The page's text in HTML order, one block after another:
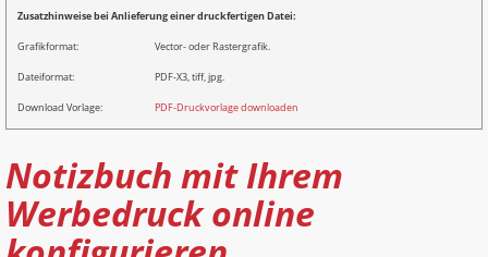
Zusatzhinweise bei Anlieferung einer druckfertigen Datei:
Grafikformat: Vector- oder Rastergrafik.
Dateiformat: PDF-X3, tiff, jpg.
Download Vorlage: PDF-Druckvorlage downloaden
Notizbuch mit Ihrem
Werbedruck online